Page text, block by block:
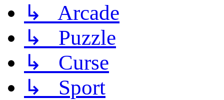
↳ Arcade
↳ Puzzle
↳ Curse
↳ Sport